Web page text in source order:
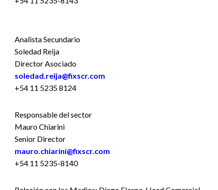
Analista Secundario
Soledad Reija
Director Asociado
soledad.reija@fixscr.com
+54 11 5235 8124
Responsable del sector
Mauro Chiarini
Senior Director
mauro.chiarini@fixscr.com
+54 11 5235-8140